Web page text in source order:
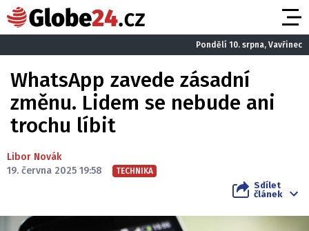
Pondělí 10. srpna, Vavřinec
WhatsApp zavede zásadní
změnu. Lidem se nebude ani
trochu líbit
Libor Novák
19. června 2025 19:58
TECHNIKA
Sdílet
článek